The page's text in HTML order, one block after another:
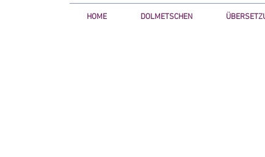
HOME DOLMETSCHEN